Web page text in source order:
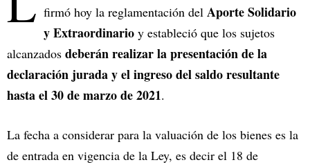
firmó hoy la reglamentación del Aporte Solidario
y Extraordinario y estableció que los sujetos
alcanzados deberán realizar la presentación de la
declaración jurada y el ingreso del saldo resultante
hasta el 30 de marzo de 2021.
La fecha a considerar para la valuación de los bienes es la
de entrada en vigencia de la Ley, es decir el 18 de